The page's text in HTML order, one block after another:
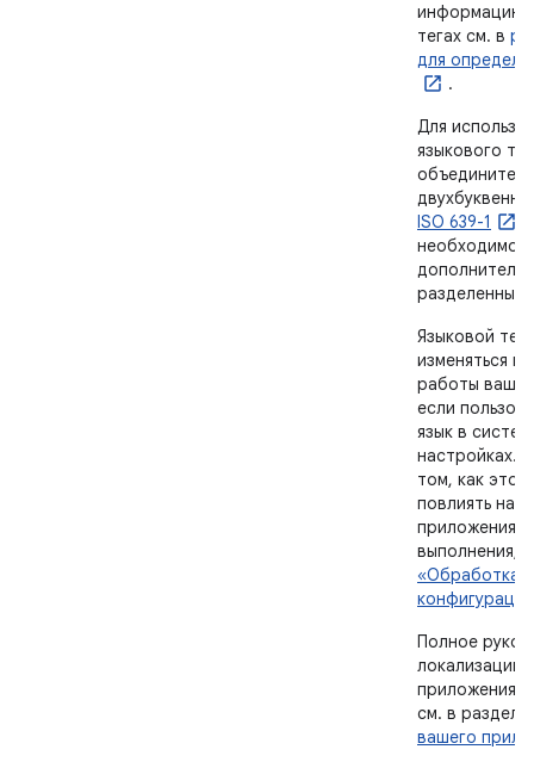
информацию
тегах см. в
для
.
Для
языкового
объедините
ISO 639-1
разделенные
Языковой тег
изменяться в
работы
если
язык в
настройках.
том, как это
повлиять на
приложения
выполнения,
«Обработка
Полное
локализации
приложения
см. в разделе
вашего